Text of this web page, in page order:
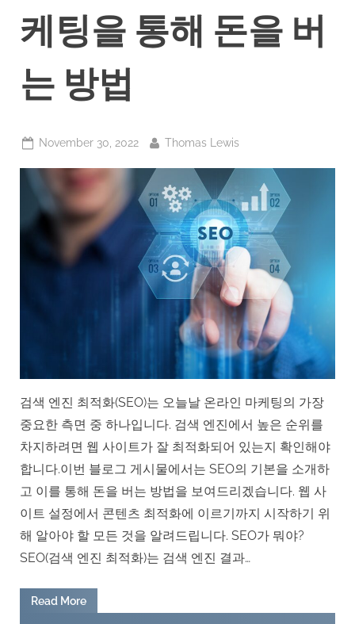
케팅을 통해 돈을 버
는 방법
Posted
November 30, 2022 By
Thomas Lewis
검색 엔진 최적화(SEO)는 오늘날 온라인 마케팅의 가장
중요한 측면 중 하나입니다. 검색 엔진에서 높은 순위를
차지하려면 웹 사이트가 잘 최적화되어 있는지 확인해야
합니다.이번 블로그 게시물에서는 SEO의 기본을 소개하
고 이를 통해 돈을 버는 방법을 보여드리겠습니다. 웹 사
이트 설정에서 콘텐츠 최적화에 이르기까지 시작하기 위
해 알아야 할 모든 것을 알려드립니다. SEO가 뭐야?
SEO(검색 엔진 최적화)는 검색 엔진 결과…
Read More“